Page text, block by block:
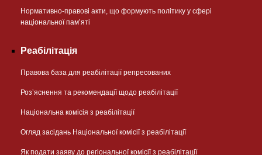
Нормативно-правові акти, що формують політику у сфері
національної памʼяті
Реабілітація
Правова база для реабілітації репресованих
Розʼяснення та рекомендації щодо реабілітації
Національна комісія з реабілітації
Огляд засідань Національної комісії з реабілітації
Як подати заяву до регіональної комісії з реабілітації